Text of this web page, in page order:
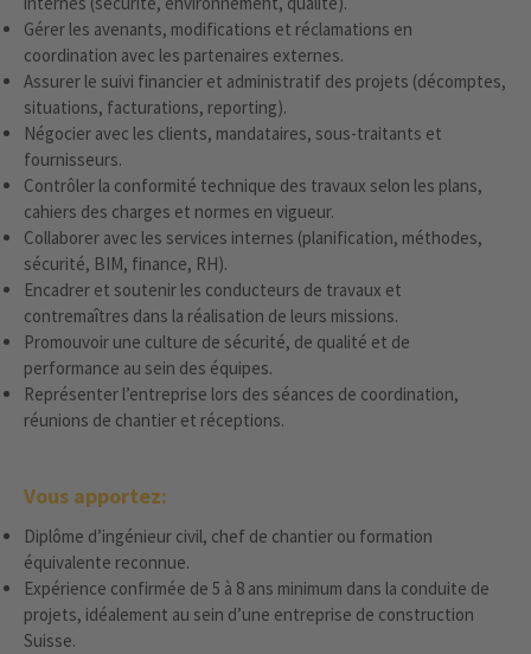
Gérer les avenants, modifications et réclamations en
coordination avec les partenaires externes.
Assurer le suivi financier et administratif des projets (décomptes,
situations, facturations, reporting).
Négocier avec les clients, mandataires, sous-traitants et
fournisseurs.
Contrôler la conformité technique des travaux selon les plans,
cahiers des charges et normes en vigueur.
Collaborer avec les services internes (planification, méthodes,
sécurité, BIM, finance, RH).
Encadrer et soutenir les conducteurs de travaux et
contremaîtres dans la réalisation de leurs missions.
Promouvoir une culture de sécurité, de qualité et de
performance au sein des équipes.
Représenter l’entreprise lors des séances de coordination,
réunions de chantier et réceptions.
Vous apportez:
Diplôme d’ingénieur civil, chef de chantier ou formation
équivalente reconnue.
Expérience confirmée de 5 à 8 ans minimum dans la conduite de
projets, idéalement au sein d’une entreprise de construction
Suisse.